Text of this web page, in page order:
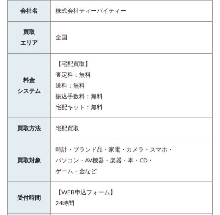
会社名 株式会社ティーバイティー
買取
エリア
全国
料金
システム
【宅配買取】
査定料：無料
送料：無料
振込手数料：無料
宅配キット：無料
買取方法 宅配買取
買取対象
時計・ブランド品・家電・カメラ・スマホ・
パソコン・AV機器・楽器・本・CD・
ゲーム・金など
受付時間
【WEB申込フォーム】
24時間